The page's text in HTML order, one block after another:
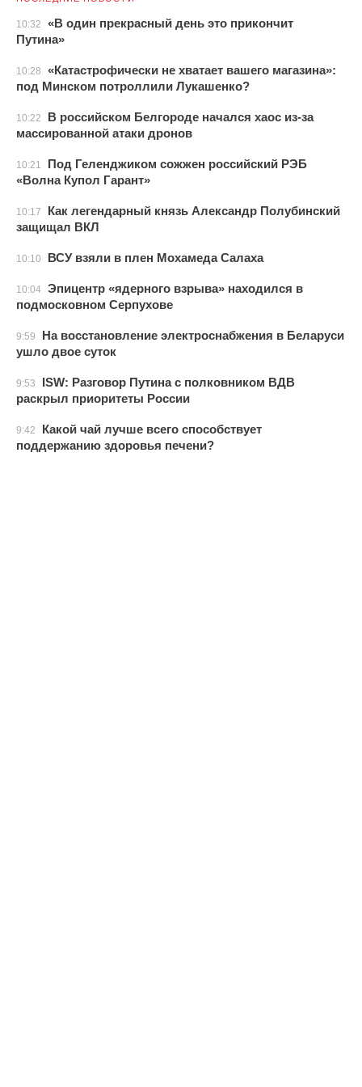
10:32
«В один прекрасный день это прикончит
Путина»
10:28
«Катастрофически не хватает вашего магазина»:
под Минском потроллили Лукашенко?
10:22
В российском Белгороде начался хаос из-за
массированной атаки дронов
10:21
Под Геленджиком сожжен российский РЭБ
«Волна Купол Гарант»
10:17
Как легендарный князь Александр Полубинский
защищал ВКЛ
10:10 ВСУ взяли в плен Мохамеда Салаха
10:04 Эпицентр «ядерного взрыва» находился в
подмосковном Серпухове
9:59
На восстановление электроснабжения в Беларуси
ушло двое суток
9:53
ISW: Разговор Путина с полковником ВДВ
раскрыл приоритеты России
9:42
Какой чай лучше всего способствует
поддержанию здоровья печени?